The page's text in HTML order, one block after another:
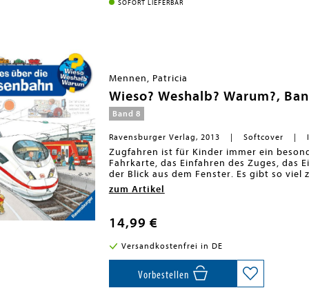
SOFORT LIEFERBAR
Mennen, Patricia
Wieso? Weshalb? Warum?,
Band 8
Ravensburger Verlag, 2013 Softcover
Zugfahren ist für Kinder immer ein
Fahrkarte, das Einfahren des Zuges, das
der Blick aus dem Fenster. Es gibt so viel
sieht es im ICE aus? Wieso gibt es
Eisenbahnfans beantwortet diese und
Jahren<BR><BR>Jeden Tag entdecken
Warum sind die Dinosaurier
das Blut? Die beliebte Sachbuchreihe
Augenhöhe. Dabei werden die
der Kinder altersgerecht und mit viel
<BR>Detailreiche Bilder, verständliche
oder Abläufe veranschaulichen und
zum Artikel
14,99 €
Versandkostenfrei in DE
Vorbestellen